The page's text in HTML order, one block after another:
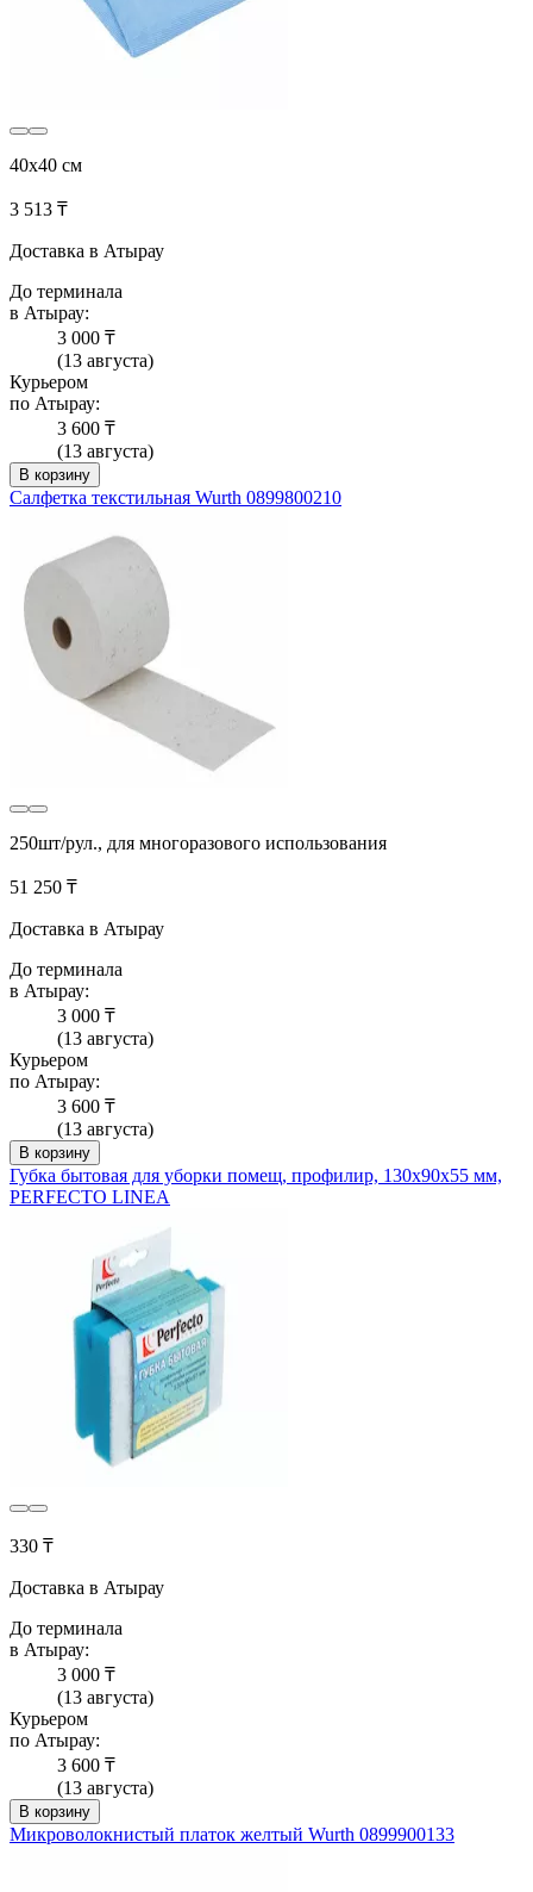
40x40 см
3 513 ₸
Доставка в Атырау
До терминала
в Атырау:
3 000 ₸
(13 августа)
Курьером
по Атырау:
3 600 ₸
(13 августа)
В корзину
Салфетка текстильная Wurth 0899800210
250шт/рул., для многоразового использования
51 250 ₸
Доставка в Атырау
До терминала
в Атырау:
3 000 ₸
(13 августа)
Курьером
по Атырау:
3 600 ₸
(13 августа)
В корзину
Губка бытовая для уборки помещ, профилир, 130х90х55 мм,
PERFECTO LINEA
330 ₸
Доставка в Атырау
До терминала
в Атырау:
3 000 ₸
(13 августа)
Курьером
по Атырау:
3 600 ₸
(13 августа)
В корзину
Микроволокнистый платок желтый Wurth 0899900133